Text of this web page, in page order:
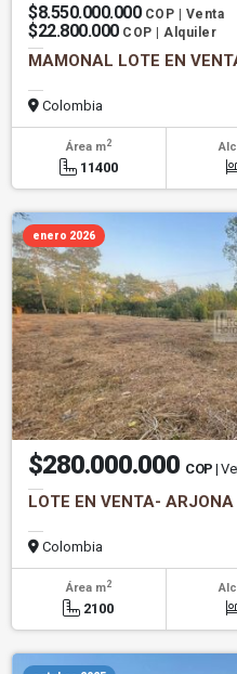
$8.550.000.000 COP | Venta
$22.800.000 COP | Alquiler
MAMONAL LOTE EN
Colombia
Área m2
11400
enero 2026
$280.000.000 COP |
LOTE EN VENTA-
Colombia
Área m2
2100